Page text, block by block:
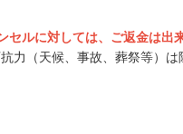
ルに対しては、ご返金は出
力（天候、事故、葬祭等）は